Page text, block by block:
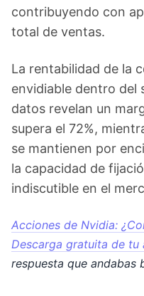
contribuyendo con
total de ventas.
La rentabilidad de la
envidiable dentro del
datos revelan un
supera el 72%,
se mantienen por
la capacidad de
indiscutible en el
Acciones de Nvidia:
Descarga gratuita de tu
respuesta que andabas